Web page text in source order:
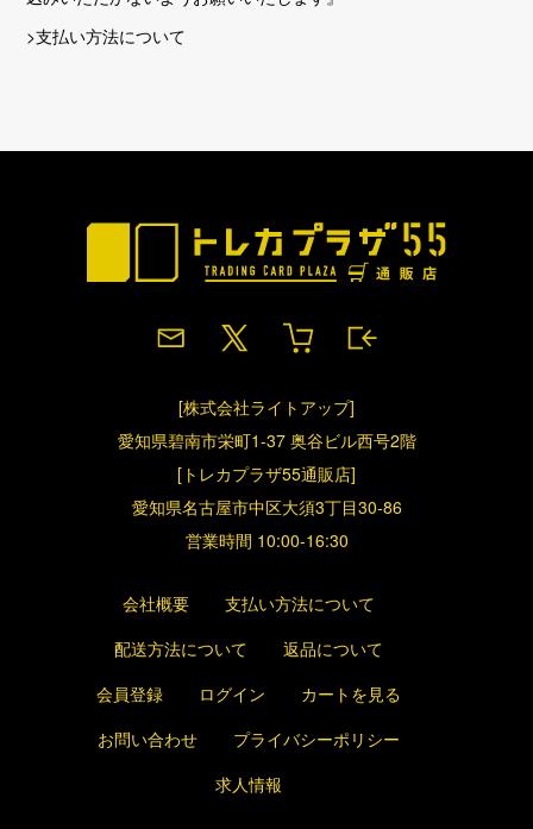
>支払い方法について
[株式会社ライトアップ]
愛知県碧南市栄町1-37 奥谷ビル西号2階
[トレカプラザ55通販店]
愛知県名古屋市中区大須3丁目30-86
営業時間 10:00-16:30
会社概要
支払い方法について
配送方法について
返品について
会員登録
ログイン
カートを見る
お問い合わせ
プライバシーポリシー
求人情報